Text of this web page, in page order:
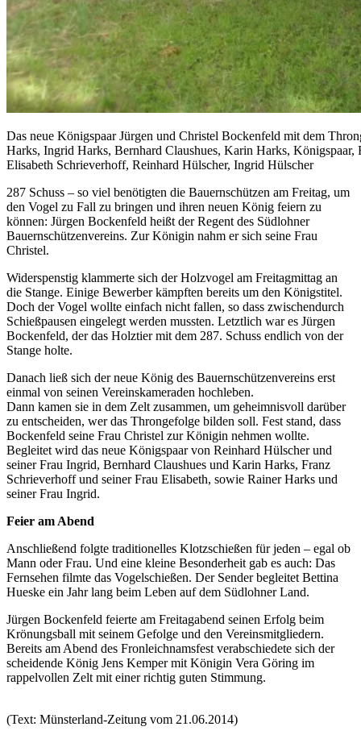
Das neue Königspaar Jürgen und Christel Bockenfeld mit dem
Harks, Ingrid Harks, Bernhard Claushues, Karin Harks, Königspaar,
Elisabeth Schrieverhoff, Reinhard Hülscher, Ingrid Hülscher
287 Schuss – so viel benötigten die Bauernschützen am Freitag, um
den Vogel zu Fall zu bringen und ihren neuen König feiern zu
können: Jürgen Bockenfeld heißt der Regent des Südlohner
Bauernschützenvereins. Zur Königin nahm er sich seine Frau
Christel.
Widerspenstig klammerte sich der Holzvogel am Freitagmittag an
die Stange. Einige Bewerber kämpften bereits um den Königstitel.
Doch der Vogel wollte einfach nicht fallen, so dass zwischendurch
Schießpausen eingelegt werden mussten. Letztlich war es Jürgen
Bockenfeld, der das Holztier mit dem 287. Schuss endlich von der
Stange holte.
Danach ließ sich der neue König des Bauernschützenvereins erst
einmal von seinen Vereinskameraden hochleben.
Dann kamen sie in dem Zelt zusammen, um geheimnisvoll darüber
zu entscheiden, wer das Throngefolge bilden soll. Fest stand, dass
Bockenfeld seine Frau Christel zur Königin nehmen wollte.
Begleitet wird das neue Königspaar von Reinhard Hülscher und
seiner Frau Ingrid, Bernhard Claushues und Karin Harks, Franz
Schrieverhoff und seiner Frau Elisabeth, sowie Rainer Harks und
seiner Frau Ingrid.
Feier am Abend
Anschließend folgte traditionelles Klotzschießen für jeden – egal ob
Mann oder Frau. Und eine kleine Besonderheit gab es auch: Das
Fernsehen filmte das Vogelschießen. Der Sender begleitet Bettina
Hueske ein Jahr lang beim Leben auf dem Südlohner Land.
Jürgen Bockenfeld feierte am Freitagabend seinen Erfolg beim
Krönungsball mit seinem Gefolge und den Vereinsmitgliedern.
Bereits am Abend des Fronleichnamsfest verabschiedete sich der
scheidende König Jens Kemper mit Königin Vera Göring im
rappelvollen Zelt mit einer richtig guten Stimmung.
(Text: Münsterland-Zeitung vom 21.06.2014)